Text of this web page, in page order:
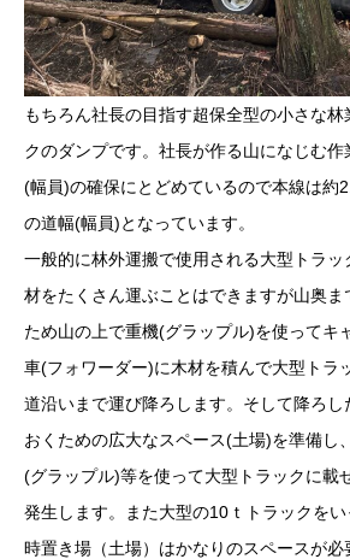
もちろん社長の目指す超保全型の小さな
クのダンプです。社長が作る山になじむ
(幅員)の確保にとどめているので本線は約
の道幅(幅員)となっています。
一般的に林外運搬で使用される大型トラッ
材をたくさん運ぶことはできますが山奥
ため山の上で重機(グラップル)を使ってキ
車(フォワーダー)に木材を積んで大型トラ
道沿いまで運び降ろします。そして降ろ
おくための広大なスペース(土場)を準備し
(グラップル)等を使って大型トラックに載
発生します。また大型の10ｔトラックを
時置き場（土場）はかなりのスペースが必